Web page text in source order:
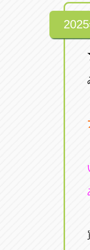
愛知県
アップ
愛知県
アップ
アップ
愛知県
アップ